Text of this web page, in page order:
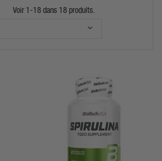
la protéine de chanvre
nutriments essentiels à la bonne
aux personnes adeptes du
des
d'un affaissement du système
à répétition, d'une mauvaise
biologiques
jaunes
et sont parfaits dans l'ajout
reprendre le contrôle
?
Voir 1-18 dans 18 produits.